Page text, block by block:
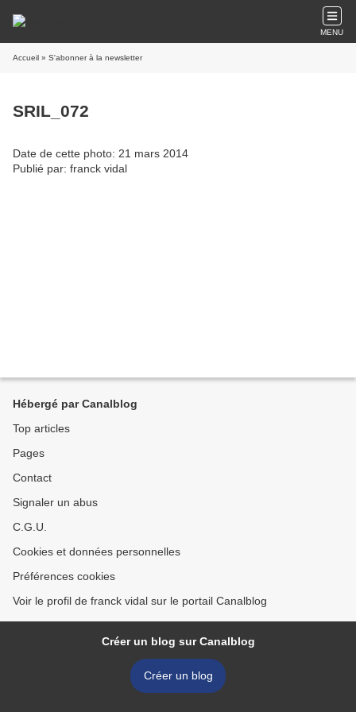
MENU
Accueil » S'abonner à la newsletter
SRIL_072
Date de cette photo: 21 mars 2014
Publié par: franck vidal
Hébergé par Canalblog
Top articles
Pages
Contact
Signaler un abus
C.G.U.
Cookies et données personnelles
Préférences cookies
Voir le profil de franck vidal sur le portail Canalblog
Créer un blog sur Canalblog
Créer un blog